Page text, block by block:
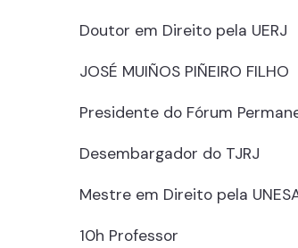
Doutor em Direito pela UERJ
JOSÉ MUIÑOS PIÑEIRO FILHO
Presidente do Fórum
Desembargador do TJRJ
Mestre em Direito pela
10h Professor